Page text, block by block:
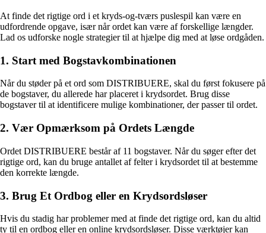
At finde det rigtige ord i et kryds-og-tværs puslespil kan være en
udfordrende opgave, især når ordet kan være af forskellige længder.
Lad os udforske nogle strategier til at hjælpe dig med at løse ordgåden.
1. Start med Bogstavkombinationen
Når du støder på et ord som DISTRIBUERE, skal du først fokusere på
de bogstaver, du allerede har placeret i krydsordet. Brug disse
bogstaver til at identificere mulige kombinationer, der passer til ordet.
2. Vær Opmærksom på Ordets Længde
Ordet DISTRIBUERE består af 11 bogstaver. Når du søger efter det
rigtige ord, kan du bruge antallet af felter i krydsordet til at bestemme
den korrekte længde.
3. Brug Et Ordbog eller en Krydsordsløser
Hvis du stadig har problemer med at finde det rigtige ord, kan du altid
ty til en ordbog eller en online krydsordsløser. Disse værktøjer kan